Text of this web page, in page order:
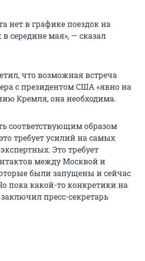
нет в графике поездок на
середине мая», — сказал
что возможная встреча
с президентом США «явно на
Кремля, она необходима.
соответствующим образом
требует усилий на самых
Это требует
между Москвой и
были запущены и сейчас
пока какой-то конкретики на
заключил пресс-секретарь